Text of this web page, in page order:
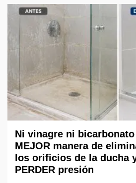
Ni vinagre ni
MEJOR manera de
los orificios de la ducha
PERDER presión